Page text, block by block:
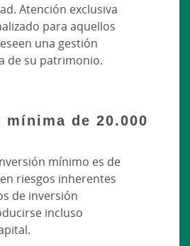
Atención exclusiva
para aquellos
una gestión
de su patrimonio.
de 20.000
mínimo es de
riesgos inherentes
de inversión
incluso